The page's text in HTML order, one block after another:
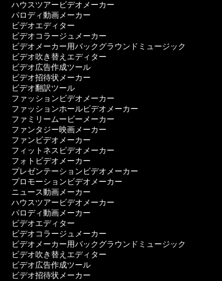
ハウスツアービデオメーカー
パロディ動画メーカー
ビデオエディター
ビデオコラージュメーカー
ビデオメーカー用バックグラウンドミュージック
ビデオ吹き替えエディター
ビデオ広告作成ツール
ビデオ招待状メーカー
ビデオ翻訳ツール
ファッションビデオメーカー
ファッションホールビデオメーカー
ファミリームービーメーカー
ファンタジー映画メーカー
ファンビデオメーカー
フィットネスビデオメーカー
フォトビデオメーカー
プレゼンテーションビデオメーカー
プロモーションビデオメーカー
ニュース動画メーカー
ハウスツアービデオメーカー
パロディ動画メーカー
ビデオエディター
ビデオコラージュメーカー
ビデオメーカー用バックグラウンドミュージック
ビデオ吹き替えエディター
ビデオ広告作成ツール
ビデオ招待状メーカー